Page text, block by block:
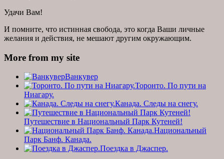
Удачи Вам!
И помните, что истинная свобода, это когда Ваши личные
желания и действия, не мешают другим окружающим.
More from my site
Ванкувер
Торонто. По пути на
Ниагару.
Канада. Следы на снегу.
Путешествие в Национальный Парк Кутеней!
Национальный
Парк Банф. Канада.
Поездка в Джаспер.